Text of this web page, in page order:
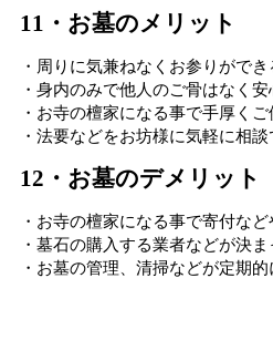
11・お墓のメリット
・周りに気兼ねなくお参りができ
・身内のみで他人のご骨はなく安
・お寺の檀家になる事で手厚くご
・法要などをお坊様に気軽に相談
12・お墓のデメリット
・お寺の檀家になる事で寄付な
・墓石の購入する業者などが決
・お墓の管理、清掃などが定期的